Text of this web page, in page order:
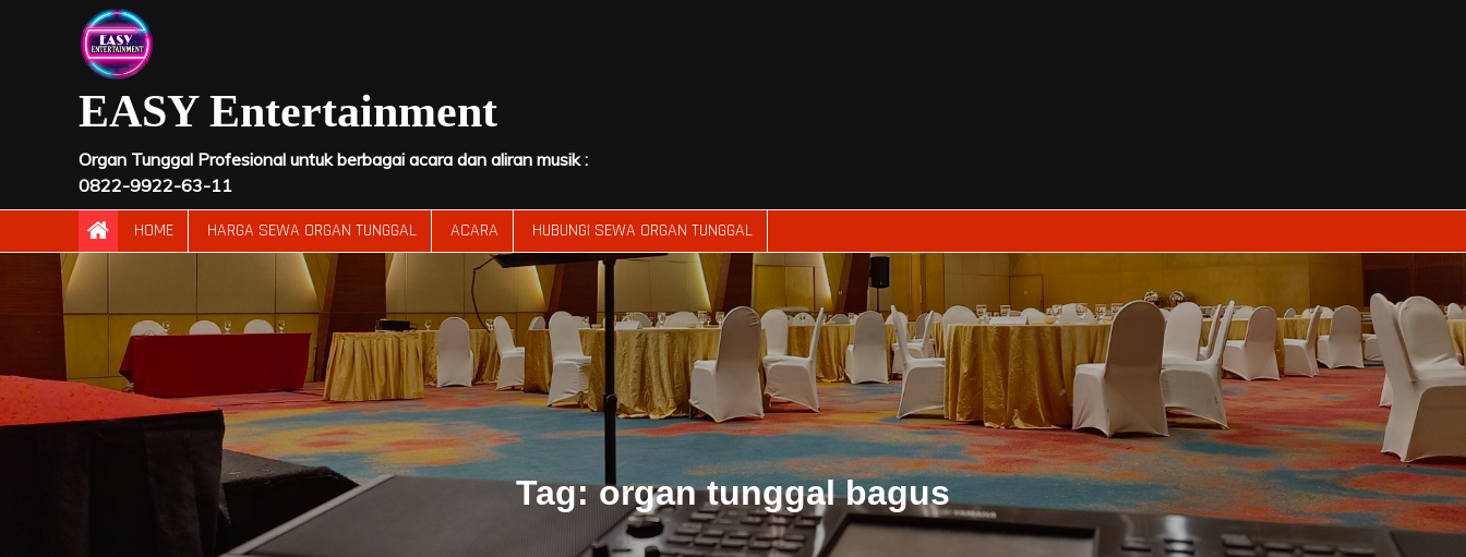
EASY Entertainment
Organ Tunggal Profesional untuk berbagai acara dan aliran musik :
0822-9922-63-11
HOME HARGA SEWA ORGAN TUNGGAL ACARA HUBUNGI SEWA ORGAN TUNGGAL
Tag:organ tunggal bagus